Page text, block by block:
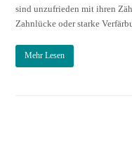
sind unzufrieden mit ihren
Zahnlücke oder starke
Mehr Lesen